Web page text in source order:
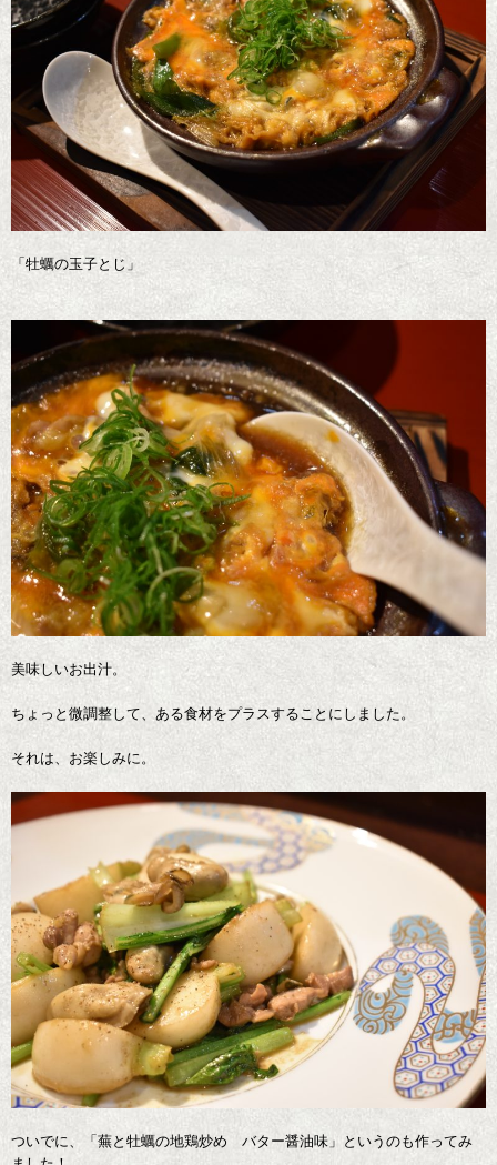
「牡蠣の玉子とじ」
美味しいお出汁。
ちょっと微調整して、ある食材をプラスすることにしました。
それは、お楽しみに。
ついでに、「蕪と牡蠣の地鶏炒め バター醤油味」というのも作ってみ